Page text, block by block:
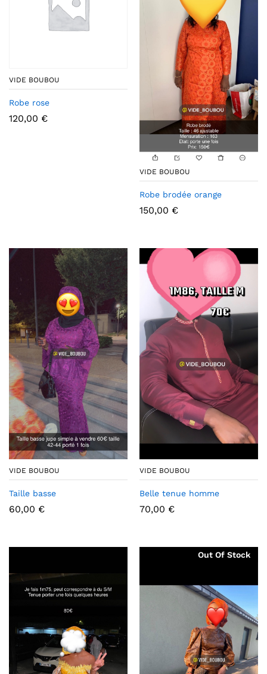
VIDE BOUBOU
Robe rose
120,00 €
VIDE BOUBOU
Robe brodée orange
150,00 €
VIDE BOUBOU
Taille basse
60,00 €
VIDE BOUBOU
Belle tenue homme
70,00 €
Out Of Stock